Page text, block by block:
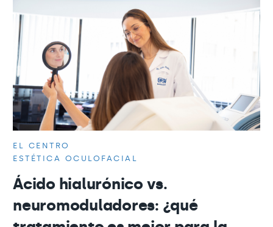
EL CENTRO
ESTÉTICA OCULOFACIAL
Ácido hialurónico vs.
neuromoduladores: ¿qué